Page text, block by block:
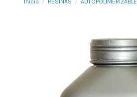
Inicio RESINAS AUTOPOLIMERIZABLE